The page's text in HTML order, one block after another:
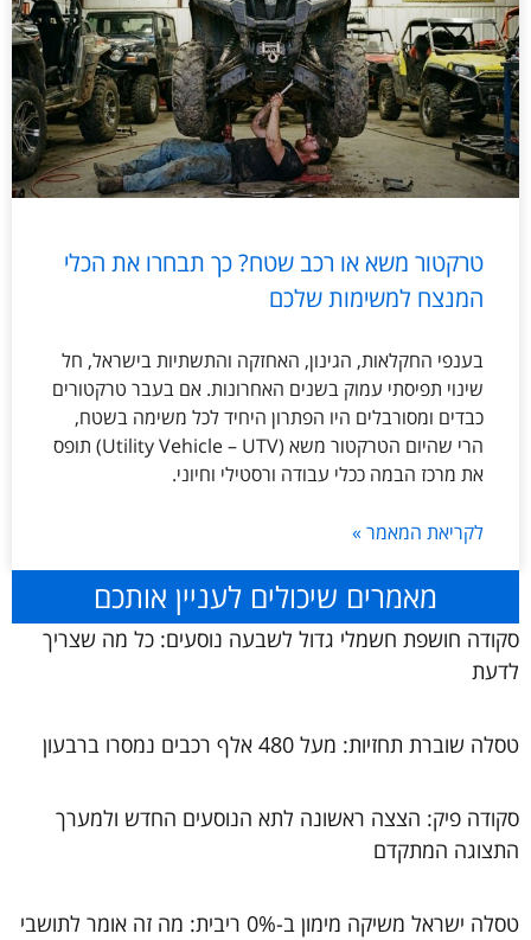
טרקטור משא או רכב שטח? כך תבחרו את הכלי
המנצח למשימות שלכם
בענפי החקלאות, הגינון, האחזקה והתשתיות בישראל, חל
שינוי תפיסתי עמוק בשנים האחרונות. אם בעבר טרקטורים
כבדים ומסורבלים היו הפתרון היחיד לכל משימה בשטח,
הרי שהיום הטרקטור משא (Utility Vehicle – UTV) תופס
את מרכז הבמה ככלי עבודה ורסטילי וחיוני.
לקריאת המאמר »
מאמרים שיכולים לעניין אותכם
סקודה חושפת חשמלי גדול לשבעה נוסעים: כל מה שצריך
לדעת
טסלה שוברת תחזיות: מעל 480 אלף רכבים נמסרו ברבעון
סקודה פיק: הצצה ראשונה לתא הנוסעים החדש ולמערך
התצוגה המתקדם
טסלה ישראל משיקה מימון ב-0% ריבית: מה זה אומר לתושבי